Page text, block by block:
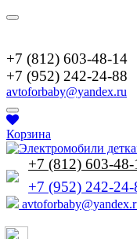
+7 (812) 603-48-14
+7 (952) 242-24-88
avtoforbaby@yandex.ru
Корзина
+7 (812) 603-48-
+7 (952) 242-24-